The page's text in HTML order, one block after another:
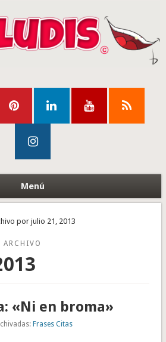
Menú
por julio 21, 2013
ARCHIVO
«Ni en broma»
Frases Citas